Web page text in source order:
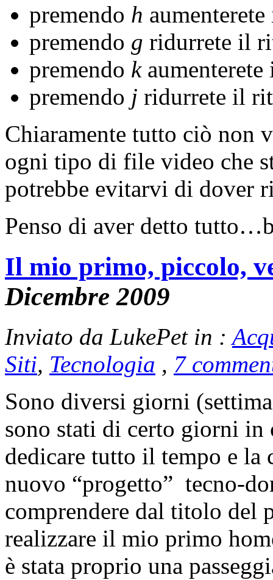
premendo h
premendo g ridurrete il
premendo k
premendo j ridurrete il
Chiaramente tutto ciò non
ogni tipo di file video che
potrebbe evitarvi di dover
Penso di aver detto
Il mio primo, piccolo,
Dicembre 2009
Inviato da LukePet in :
Siti, Tecnologia , 7
Sono diversi giorni
sono stati di certo giorni
dedicare tutto il tempo e la
nuovo “progetto” tecno-
comprendere dal titolo del
realizzare il mio primo
è stata proprio una